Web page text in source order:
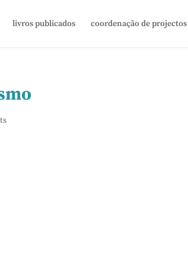
livros publicados coordenação de projectos